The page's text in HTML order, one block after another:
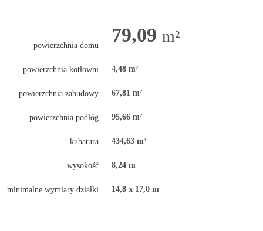
powierzchnia domu 79,09 m²
powierzchnia kotłowni 4,48 m²
powierzchnia zabudowy 67,81 m²
powierzchnia podłóg 95,66 m²
kubatura 434,63 m³
wysokość 8,24 m
minimalne wymiary działki 14,8 x 17,0 m